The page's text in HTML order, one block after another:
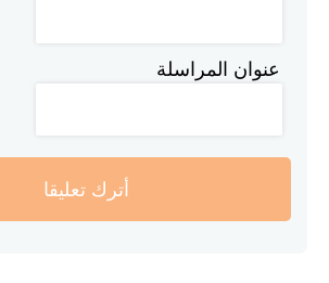
عنوان المراسلة
أترك تعليقا